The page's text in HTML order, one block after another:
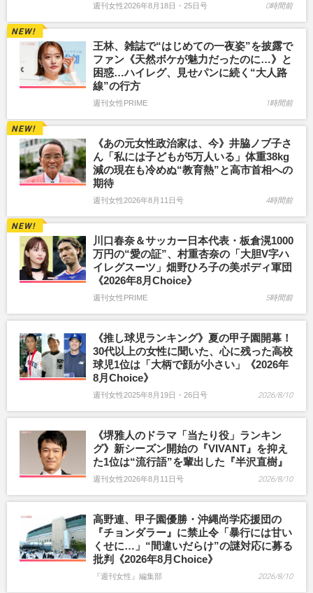
週刊女性2026年8月18日・25日号 0時間前
王林、雑誌で“はじめての一夜姿”を披露で
ファン《天然ボケが魅力だったのに…》と
困惑…ハイレグ、見せパンに続く“大人路
線”の行方
週刊女性PRIME 1時間前
《あの元女性政治家は、今》井脇ノブ子さ
ん「私には子どもが5万人いる」体重38kg
減の現在も冷めぬ“教育熱”と高市首相への
期待
週刊女性2026年8月11日号 4時間前
川口春奈＆サッカー日本代表・板倉滉1000
万円の“愛の証”、村重杏奈の「大胆V字ハ
イレグスーツ」畑野ひろ子の美ボディ軍団
《2026年8月Choice》
週刊女性PRIME 5時間前
《推し球児ランキング》夏の甲子園開幕！
30代以上の女性に聞いた、心に残った高校
球児1位は「大柄で顔が小さい」《2026年
8月Choice》
週刊女性2025年8月19日・26日号 2026/8/10
《堺雅人のドラマ「当たり役」ランキン
グ》新シーズン開始の『VIVANT』を抑え
た1位は“流行語”を輩出した『半沢直樹』
週刊女性2026年8月11日号 2026/8/10
高野連、甲子園優勝・沖縄尚学応援団の
『チョンダラー』に禁止令「暴行には甘い
くせに…」“間違いだらけ”の謎対応に募る
批判《2026年8月Choice》
『週刊女性』編集部 2026/8/10